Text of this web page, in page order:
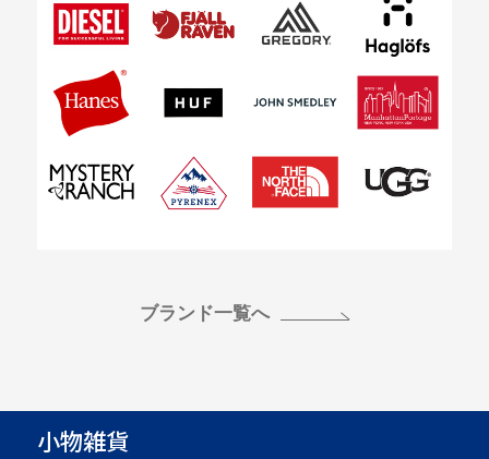
ブランド一覧へ
小物雑貨